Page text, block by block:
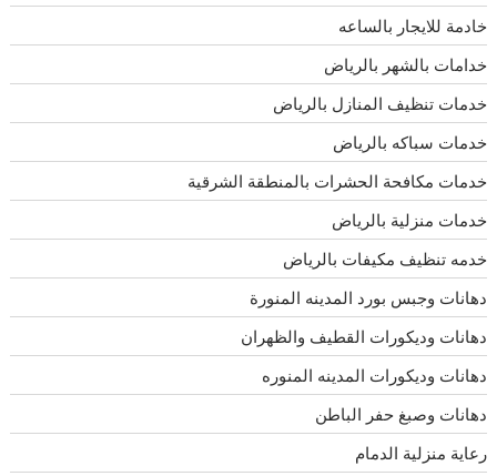
خادمة للايجار بالساعه
خدامات بالشهر بالرياض
خدمات تنظيف المنازل بالرياض
خدمات سباكه بالرياض
خدمات مكافحة الحشرات بالمنطقة الشرقية
خدمات منزلية بالرياض
خدمه تنظيف مكيفات بالرياض
دهانات وجبس بورد المدينه المنورة
دهانات وديكورات القطيف والظهران
دهانات وديكورات المدينه المنوره
دهانات وصبغ حفر الباطن
رعاية منزلية الدمام